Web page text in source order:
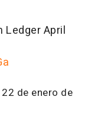
LedgerApril
22 de enero de